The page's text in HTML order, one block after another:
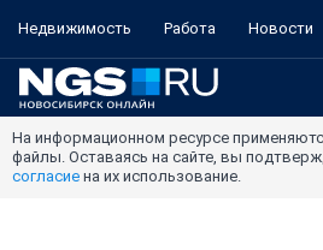
Недвижимость Работа Новости
На информационном ресурсе
файлы. Оставаясь на сайте, вы
согласие на их использование.